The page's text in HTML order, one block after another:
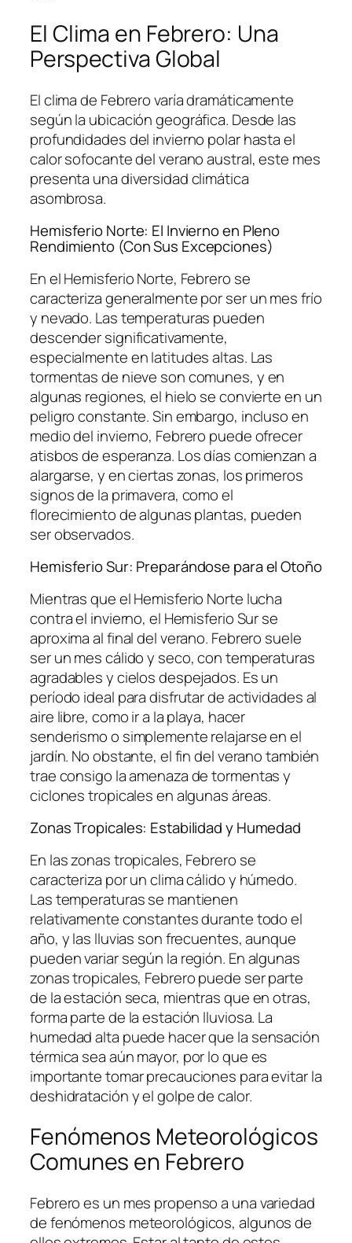
El Clima en Febrero: Una
Perspectiva Global
El clima de Febrero varía dramáticamente
según la ubicación geográfica. Desde las
profundidades del invierno polar hasta el
calor sofocante del verano austral, este mes
presenta una diversidad climática
asombrosa.
Hemisferio Norte: El Invierno en Pleno
Rendimiento (Con Sus Excepciones)
En el Hemisferio Norte, Febrero se
caracteriza generalmente por ser un mes frío
y nevado. Las temperaturas pueden
descender significativamente,
especialmente en latitudes altas. Las
tormentas de nieve son comunes, y en
algunas regiones, el hielo se convierte en un
peligro constante. Sin embargo, incluso en
medio del invierno, Febrero puede ofrecer
atisbos de esperanza. Los días comienzan a
alargarse, y en ciertas zonas, los primeros
signos de la primavera, como el
florecimiento de algunas plantas, pueden
ser observados.
Hemisferio Sur: Preparándose para el Otoño
Mientras que el Hemisferio Norte lucha
contra el invierno, el Hemisferio Sur se
aproxima al final del verano. Febrero suele
ser un mes cálido y seco, con temperaturas
agradables y cielos despejados. Es un
período ideal para disfrutar de actividades al
aire libre, como ir a la playa, hacer
senderismo o simplemente relajarse en el
jardín. No obstante, el fin del verano también
trae consigo la amenaza de tormentas y
ciclones tropicales en algunas áreas.
Zonas Tropicales: Estabilidad y Humedad
En las zonas tropicales, Febrero se
caracteriza por un clima cálido y húmedo.
Las temperaturas se mantienen
relativamente constantes durante todo el
año, y las lluvias son frecuentes, aunque
pueden variar según la región. En algunas
zonas tropicales, Febrero puede ser parte
de la estación seca, mientras que en otras,
forma parte de la estación lluviosa. La
humedad alta puede hacer que la sensación
térmica sea aún mayor, por lo que es
importante tomar precauciones para evitar la
deshidratación y el golpe de calor.
Fenómenos Meteorológicos
Comunes en Febrero
Febrero es un mes propenso a una variedad
de fenómenos meteorológicos, algunos de